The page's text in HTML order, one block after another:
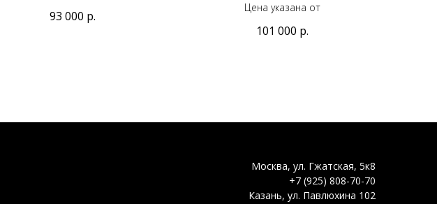
93 000 р.
Цена указана от
101 000 р.
Москва, ул. Гжатская, 5к8
+7 (925) 808-70-70
Казань, ул. Павлюхина 102